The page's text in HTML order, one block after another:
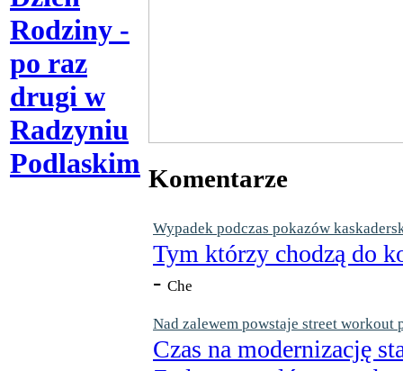
Komentarze
Wypadek podczas pokazów
Tym którzy chodzą do
- Che
Nad zalewem powstaje street workout
Czas na modernizację
Rodziny -
po raz
drugi w
Radzyniu
Podlaskim